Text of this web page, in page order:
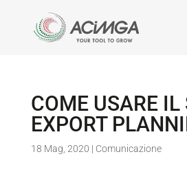
COME USARE IL
EXPORT
18 Mag, 2020 | Comunicazione